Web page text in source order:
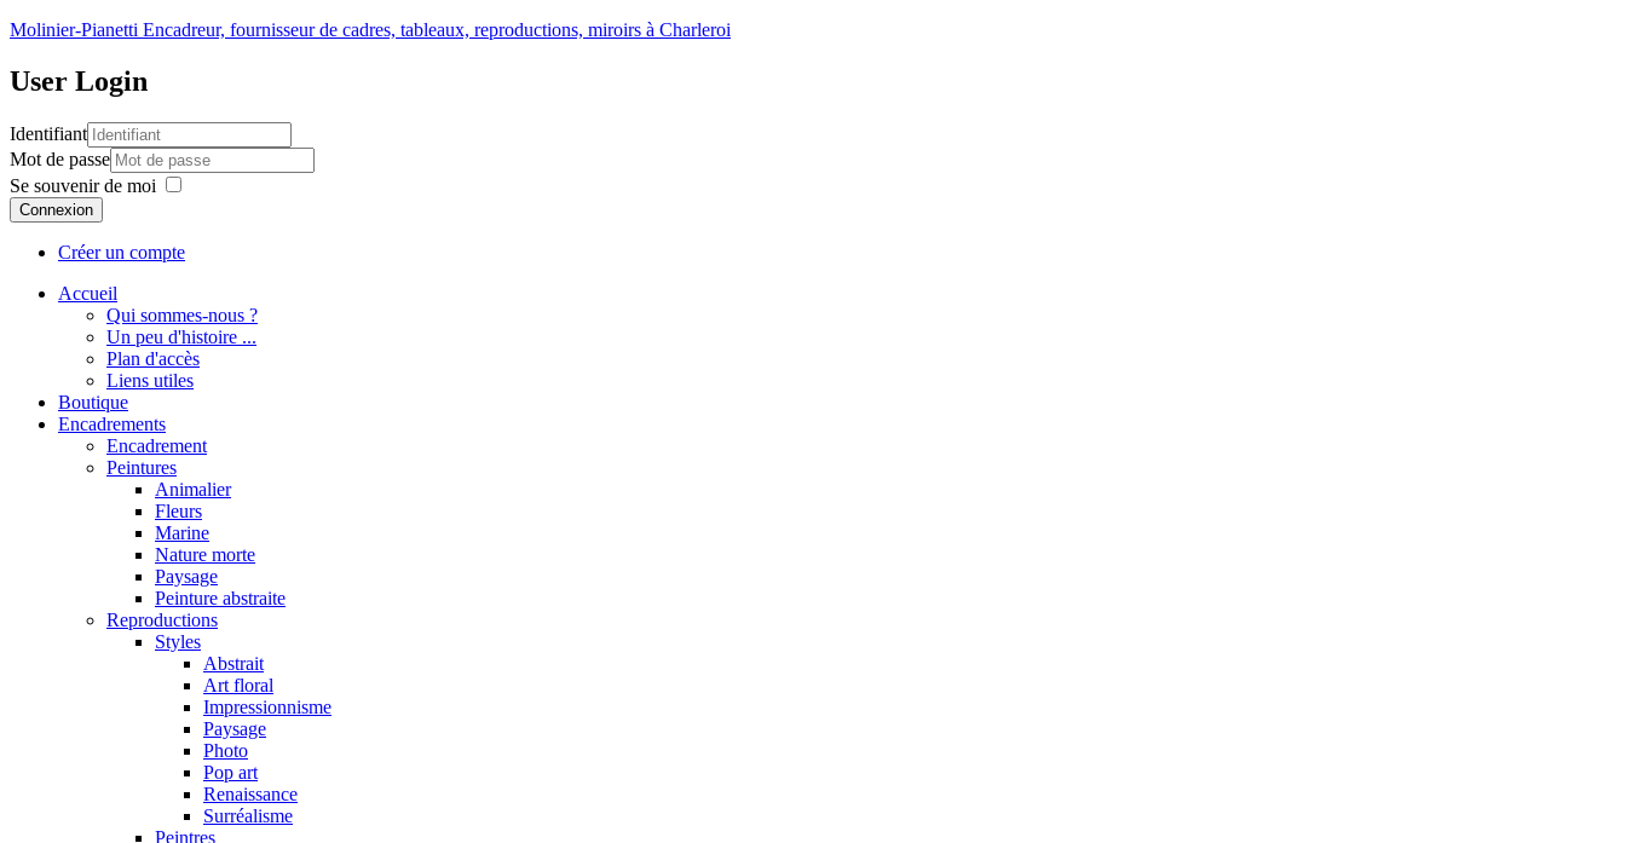
Molinier-Pianetti Encadreur, fournisseur de cadres, tableaux, reproductions, miroirs à Charleroi
User Login
Identifiant
Mot de passe
Se souvenir de moi
Connexion
Créer un compte
Accueil
Qui sommes-nous ?
Un peu d'histoire ...
Plan d'accès
Liens utiles
Boutique
Encadrements
Encadrement
Peintures
Animalier
Fleurs
Marine
Nature morte
Paysage
Peinture abstraite
Reproductions
Styles
Abstrait
Art floral
Impressionnisme
Paysage
Photo
Pop art
Renaissance
Surréalisme
Peintres